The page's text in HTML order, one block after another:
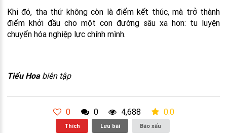
Khi đó, tha thứ không còn là điểm kết thúc, mà trở thành
điểm khởi đầu cho một con đường sâu xa hơn: tu luyện
chuyển hóa nghiệp lực chính mình.
Tiểu Hoa biên tập
0 0 4,688 0.0
Thích Lưu bài Báo xấu